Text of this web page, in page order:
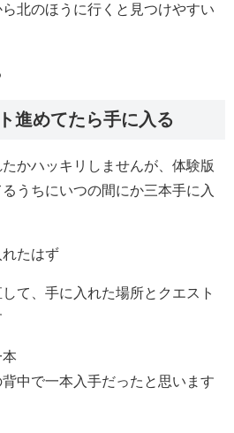
北のほうに行くと見つけやすい
進めてたら手に入る
かハッキリしませんが、体験版
うちにいつの間にか三本手に入
たはず
て、手に入れた場所とクエスト
中で一本入手だったと思います